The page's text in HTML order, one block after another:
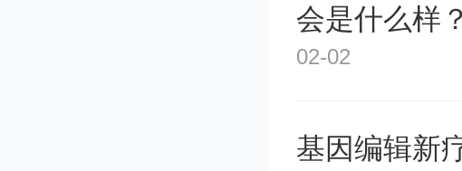
因为南京师
多人梦寐以
移，待遇肯
会是什么样？
02-02
基因编辑新